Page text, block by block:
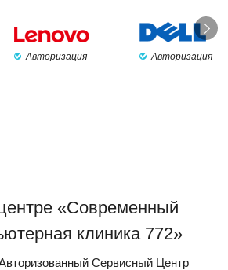
Авторизация Авторизация
«Современный
клиника 772»
Сервисный Центр